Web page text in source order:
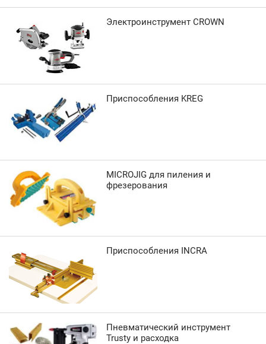
Электроинструмент CROWN
Приспособления KREG
MICROJIG для пиления и
фрезерования
Приспособления INCRA
Пневматический инструмент
Trusty и расходка